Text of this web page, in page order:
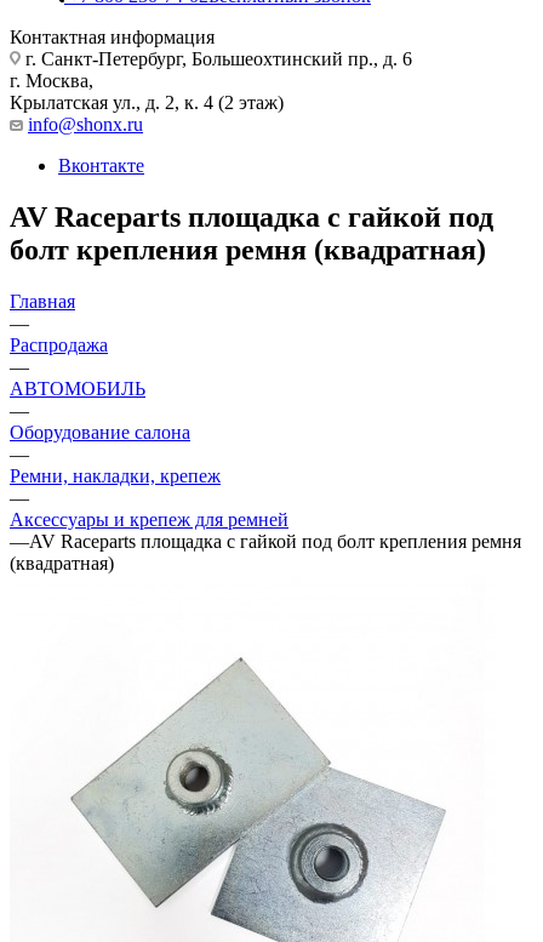
Контактная информация
г. Санкт-Петербург, Большеохтинский пр., д. 6
г. Москва,
Крылатская ул., д. 2, к. 4 (2 этаж)
info@shonx.ru
Вконтакте
AV Raceparts площадка с гайкой под
болт крепления ремня (квадратная)
Главная
—
Распродажа
—
АВТОМОБИЛЬ
—
Оборудование салона
—
Ремни, накладки, крепеж
—
Аксессуары и крепеж для ремней
—AV Raceparts площадка с гайкой под болт крепления ремня
(квадратная)